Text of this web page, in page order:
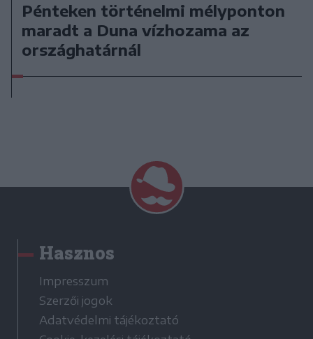
Pénteken történelmi mélyponton
maradt a Duna vízhozama az
országhatárnál
Hasznos
Impresszum
Szerzői jogok
Adatvédelmi tájékoztató